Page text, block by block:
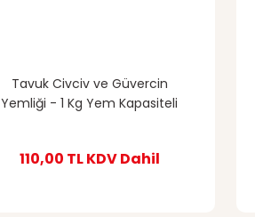
Tavuk Civciv ve Güvercin
Yemliği - 1 Kg Yem Kapasiteli
110,00 TLKDV Dahil